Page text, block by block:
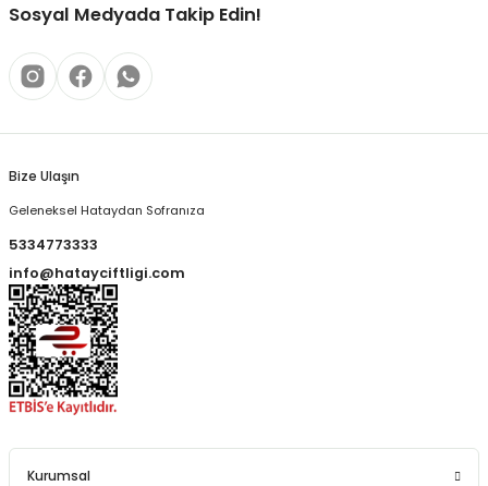
Sosyal Medyada Takip Edin!
Bize Ulaşın
Geleneksel Hataydan Sofranıza
5334773333
info@hatayciftligi.com
Kurumsal